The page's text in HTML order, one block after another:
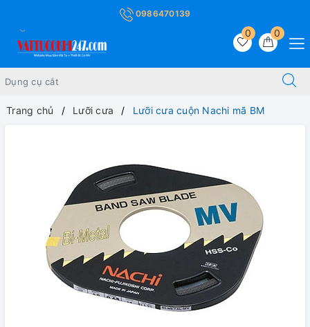
0986470139
0
0
Trang chủ Lưỡi cưa Lưỡi cưa cuộn Nachi mã BM